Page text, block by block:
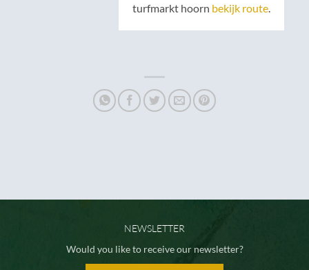
turfmarkt hoorn bekijk route
NEWSLETTER
Would you like to receive our newsletter?